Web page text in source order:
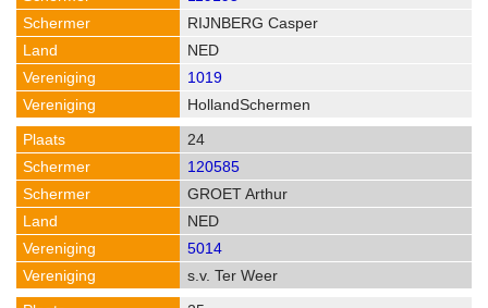
RIJNBERG Casper
NED
1019
HollandSchermen
24
120585
GROET Arthur
NED
5014
s.v. Ter Weer